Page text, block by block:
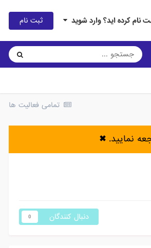
نام کرده اید؟ وارد شوید ثبت نام
تمامی فعالیت ها
نمایید.✖
دنبال کنندگان 0